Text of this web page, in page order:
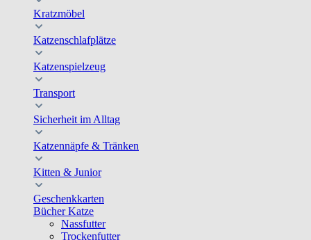
Kratzmöbel
Katzenschlafplätze
Katzenspielzeug
Transport
Sicherheit im Alltag
Katzennäpfe & Tränken
Kitten & Junior
Geschenkkarten
Bücher Katze
Nassfutter
Trockenfutter